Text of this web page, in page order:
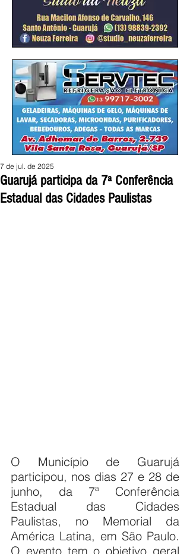
Guarujá participa da 7ª Conferência
Estadual das Cidades Paulistas
7 de jul. de 2025
O Município de Guarujá
participou, nos dias 27 e 28 de
junho, da 7ª Conferência
Estadual das Cidades
Paulistas, no Memorial da
América Latina, em São Paulo.
O evento tem o objetivo geral